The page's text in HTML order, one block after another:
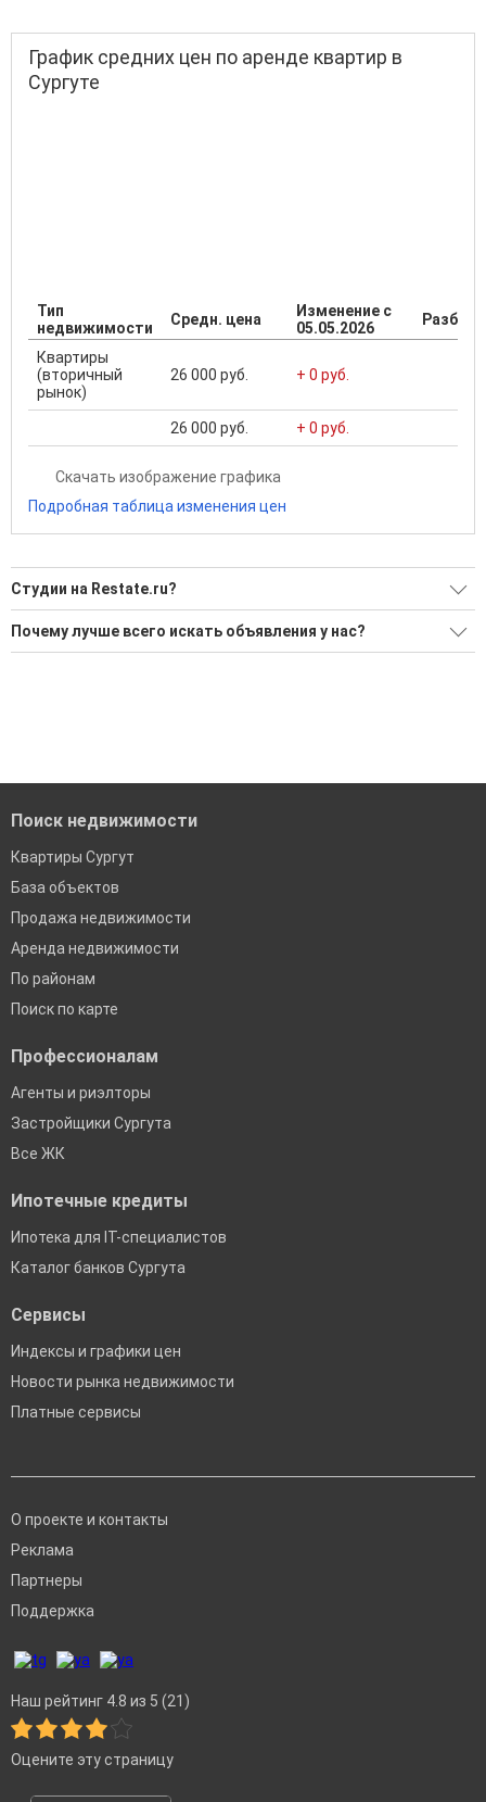
График средних цен по аренде квартир в
Сургуте
Тип
недвижимости
Средн. цена
Изменение с
05.05.2026
Квартиры
(вторичный
рынок)
26 000 руб. + 0 руб.
26 000 руб. + 0 руб.
Скачать изображение графика
Подробная таблица изменения цен
Студии на Restate.ru?
Воспользуйтесь нашим поиском по новостройкам, для
Почему лучше всего искать объявления у нас?
Поиск недвижимости
Квартиры Сургут
База объектов
Продажа недвижимости
Аренда недвижимости
По районам
Поиск по карте
Профессионалам
Агенты и риэлторы
Застройщики Сургута
Все ЖК
Ипотечные кредиты
Ипотека для IT-специалистов
Каталог банков Сургута
Сервисы
Индексы и графики цен
Новости рынка недвижимости
Платные сервисы
О проекте и контакты
Реклама
Партнеры
Поддержка
Наш рейтинг 4.8 из 5 (21)
Оцените эту страницу